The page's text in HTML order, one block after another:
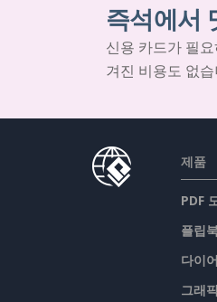
즉석에서
신용 카드가 필
겨진 비용도 없습
제품
PDF
플립
다이
그래